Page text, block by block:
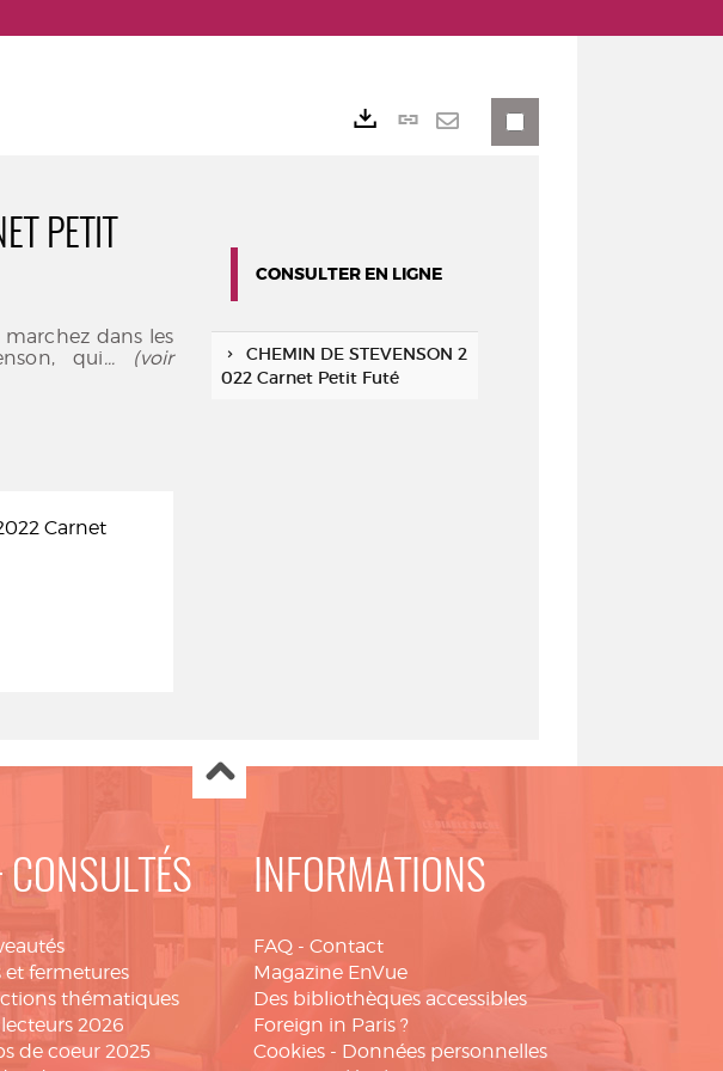
PETIT
dans les
qui... (voir
Carnet
Lien
CONSULTER EN LIGNE
CHEMIN DE STEVENSON 2
022 Carnet Petit Futé
CONSULTÉS
et fermetures
thématiques
2026
de coeur 2025
INFORMATIONS
FAQ - Contact
Magazine EnVue
Des bibliothèques accessibles
Foreign in Paris ?
Cookies - Données personnelles